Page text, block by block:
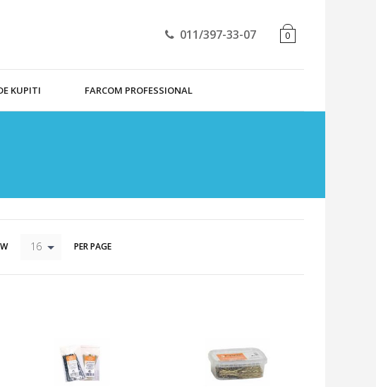
011/397-33-07 0
KUPITI FARCOM PROFESSIONAL
16 PER PAGE